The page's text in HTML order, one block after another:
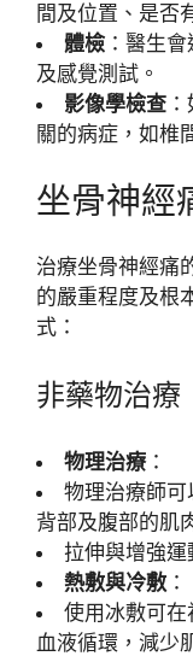
間及位置、是否
體檢 ：醫生
及感覺測試。
影像學檢查
關的病症，如椎
坐骨神經
治療坐骨神經痛
的嚴重程度及根
式：
非藥物治療
物理治療：
物理治療師
背部及腹部的肌
拉伸與增強運
熱敷與冷敷 ：
使用冰敷可
血液循環，減少